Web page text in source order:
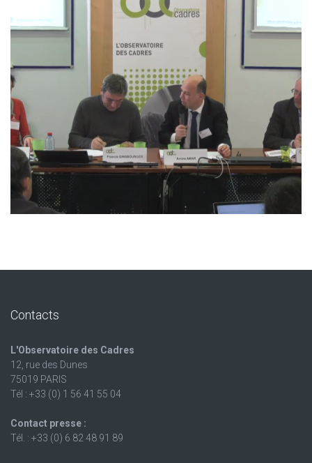
Contacts
L'Observatoire des Cadres
12, rue des Dunes
75019 PARIS
Tél : +33 (0) 1 56 41 55 04
Contact presse :
Tél. : +33 (0) 6 82 48 91 89